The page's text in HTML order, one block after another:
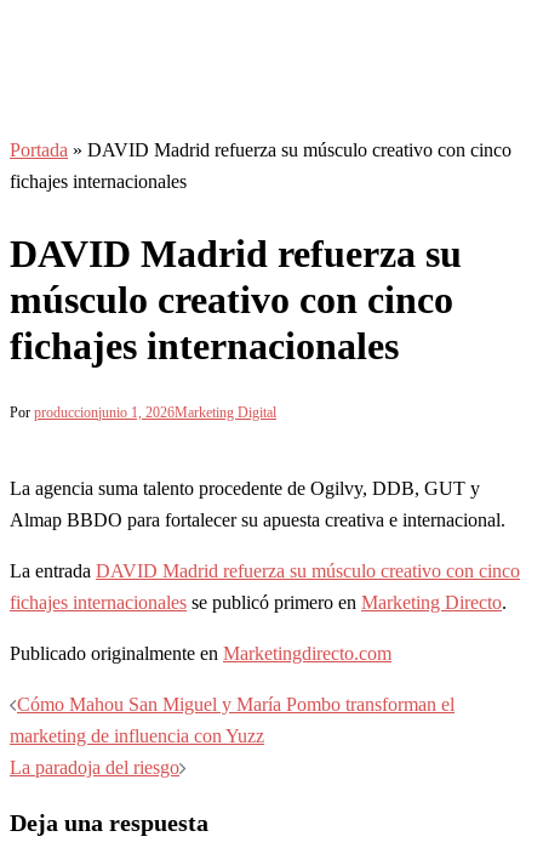
Portada » DAVID Madrid refuerza su músculo creativo con cinco
fichajes internacionales
DAVID Madrid refuerza su
músculo creativo con cinco
fichajes internacionales
Por produccionjunio 1, 2026Marketing Digital
La agencia suma talento procedente de Ogilvy, DDB, GUT y
Almap BBDO para fortalecer su apuesta creativa e internacional.
La entrada DAVID Madrid refuerza su músculo creativo con cinco
fichajes internacionales se publicó primero en Marketing Directo.
Publicado originalmente en Marketingdirecto.com
Navegación
de
entradas
Cómo Mahou San Miguel y María Pombo transforman el
marketing de influencia con Yuzz
La paradoja del riesgo
Deja una respuesta